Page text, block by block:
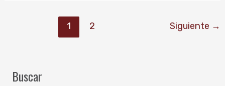
1 2 Siguiente →
Buscar